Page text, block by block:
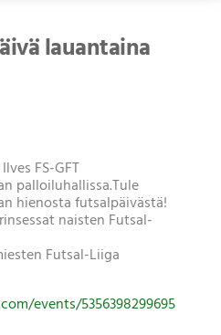
lauantaina
FS-GFT
palloiluhallissa.Tule
hienosta futsalpäivästä!
naisten Futsal-
Futsal-Liiga
events/5356398299695